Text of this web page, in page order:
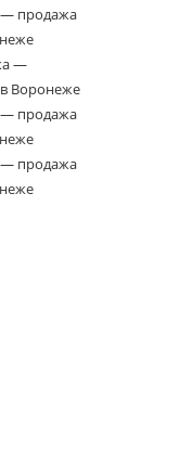
продажа
—
Воронеже
продажа
продажа